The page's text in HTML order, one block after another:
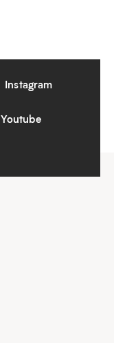
Instagram
Youtube